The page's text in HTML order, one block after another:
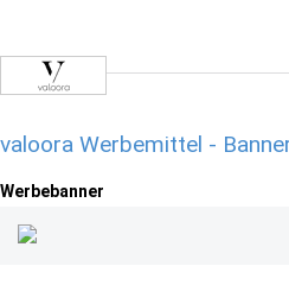
valoora Werbemittel -
Werbebanner